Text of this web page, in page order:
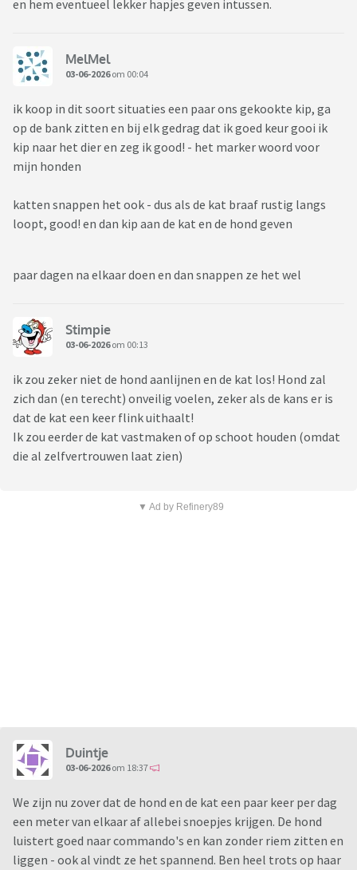
en hem eventueel lekker hapjes geven intussen.
MelMel
03-06-2026om 00:04
ik koop in dit soort situaties een paar ons gekookte kip, ga
op de bank zitten en bij elk gedrag dat ik goed keur gooi ik
kip naar het dier en zeg ik good! - het marker woord voor
mijn honden
katten snappen het ook - dus als de kat braaf rustig langs
loopt, good! en dan kip aan de kat en de hond geven
paar dagen na elkaar doen en dan snappen ze het wel
Stimpie
03-06-2026om 00:13
ik zou zeker niet de hond aanlijnen en de kat los! Hond zal
zich dan (en terecht) onveilig voelen, zeker als de kans er is
dat de kat een keer flink uithaalt!
Ik zou eerder de kat vastmaken of op schoot houden (omdat
die al zelfvertrouwen laat zien)
▼ Ad by Refinery89
Duintje
03-06-2026om 18:37
We zijn nu zover dat de hond en de kat een paar keer per dag
een meter van elkaar af allebei snoepjes krijgen. De hond
luistert goed naar commando's en kan zonder riem zitten en
liggen - ook al vindt ze het spannend. Ben heel trots op haar